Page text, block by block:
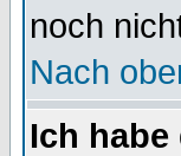
noch
Nach
Ich